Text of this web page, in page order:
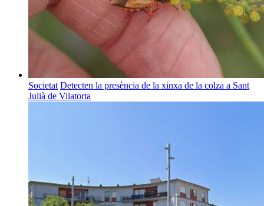
Societat Detecten la presència de la xinxa de la colza a Sant
Julià de Vilatorta